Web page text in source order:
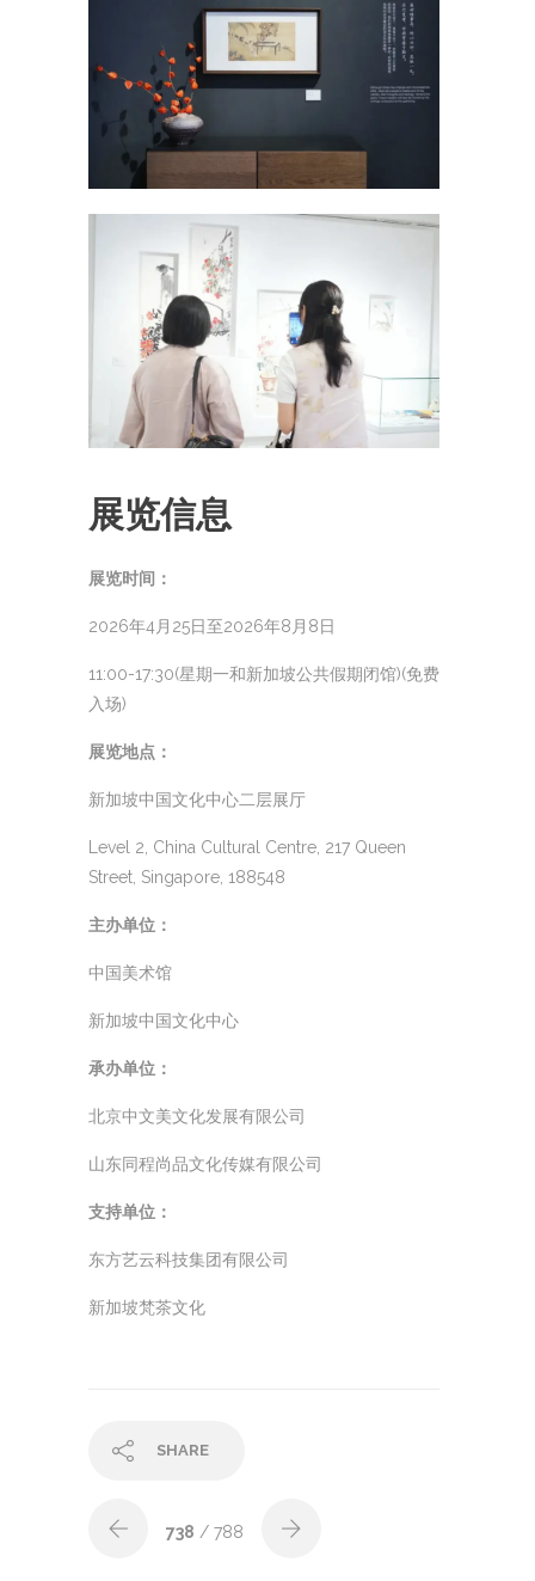
展览信息
展览时间：
2026年4月25日至2026年8月8日
11:00-17:30(星期一和新加坡公共假期闭馆)(免费
入场)
展览地点：
新加坡中国文化中心二层展厅
Level 2, China Cultural Centre, 217 Queen
Street, Singapore, 188548
主办单位：
中国美术馆
新加坡中国文化中心
承办单位：
北京中文美文化发展有限公司
山东同程尚品文化传媒有限公司
支持单位：
东方艺云科技集团有限公司
新加坡梵茶文化
SHARE
738 / 788